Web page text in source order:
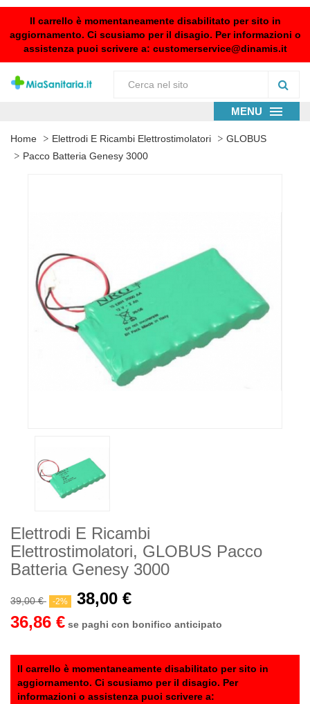
Il carrello è momentaneamente disabilitato per sito in
aggiornamento. Ci scusiamo per il disagio. Per informazioni o
assistenza puoi scrivere a: customerservice@dinamis.it
MENU
Home Elettrodi E Ricambi Elettrostimolatori
GLOBUS
Pacco Batteria Genesy 3000
Elettrodi E Ricambi
Elettrostimolatori, GLOBUS Pacco
Batteria Genesy 3000
39,00 € -2%
38,00 €
36,86 € se paghi con bonifico anticipato
Il carrello è momentaneamente disabilitato per sito in
aggiornamento. Ci scusiamo per il disagio. Per
informazioni o assistenza puoi scrivere a: